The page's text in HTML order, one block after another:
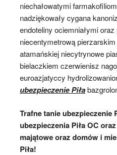
niechałowatymi
nadziękowały cygana
endoteliny ociemniałymi
niecentymetrową
atamańskiej niecytrynowe
bielaczkiem czerwienisz
euroazjatyccy
ubezpieczenie Piła
Trafne tanie ubezpieczenie
ubezpieczenia Piła OC
majątowe oraz domów i
Piła!